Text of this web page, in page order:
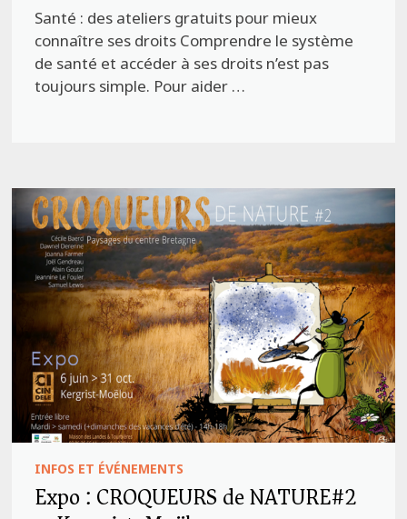
Santé : des ateliers gratuits pour mieux
connaître ses droits Comprendre le système
de santé et accéder à ses droits n’est pas
toujours simple. Pour aider …
INFOS ET ÉVÉNEMENTS
Expo : CROQUEURS de NATURE#2